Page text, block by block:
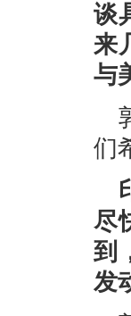
谈
来
与
们
尽
到
发